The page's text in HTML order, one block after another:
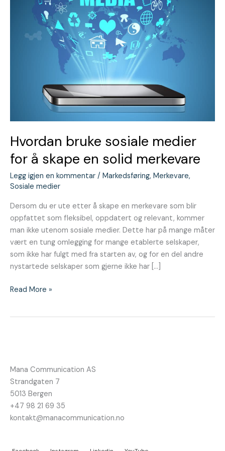
Hvordan bruke sosiale medier
for å skape en solid merkevare
Legg igjen en kommentar / Markedsføring, Merkevare,
Sosiale medier
Dersom du er ute etter å skape en merkevare som blir
oppfattet som fleksibel, oppdatert og relevant, kommer
man ikke utenom sosiale medier. Dette har på mange måter
vært en tung omlegging for mange etablerte selskaper,
som ikke har fulgt med fra starten av, og for en del andre
nystartede selskaper som gjerne ikke har […]
merkevare
Read More »
Mana Communication AS
Strandgaten 7
5013 Bergen
+47 98 21 69 35
kontakt@manacommunication.no